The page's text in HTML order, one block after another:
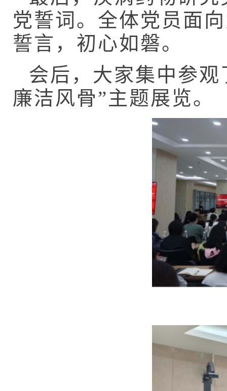
党誓词。全体党员面
誓言，初心如磐。
会后，大家集中参
廉洁风骨”主题展览。